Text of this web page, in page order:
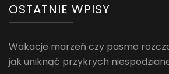
OSTATNIE WPISY
Wakacje marzeń czy pasmo
jak uniknąć przykrych